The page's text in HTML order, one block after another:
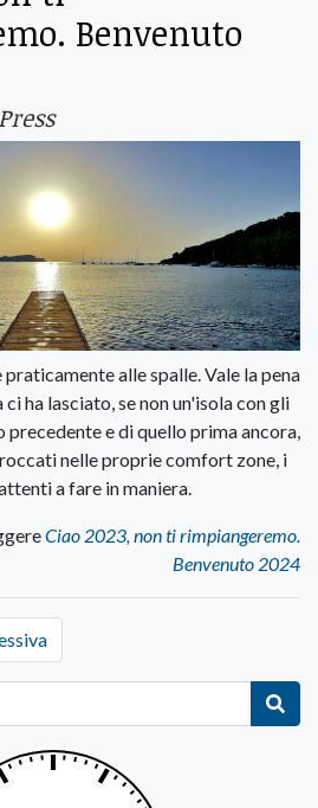
Benvenuto
alle spalle. Vale la pena
ha lasciato, se non un'isola con gli
e di quello prima ancora,
nelle proprie comfort zone, i
a fare in maniera.
Ciao 2023, non ti rimpiangeremo.
Benvenuto 2024